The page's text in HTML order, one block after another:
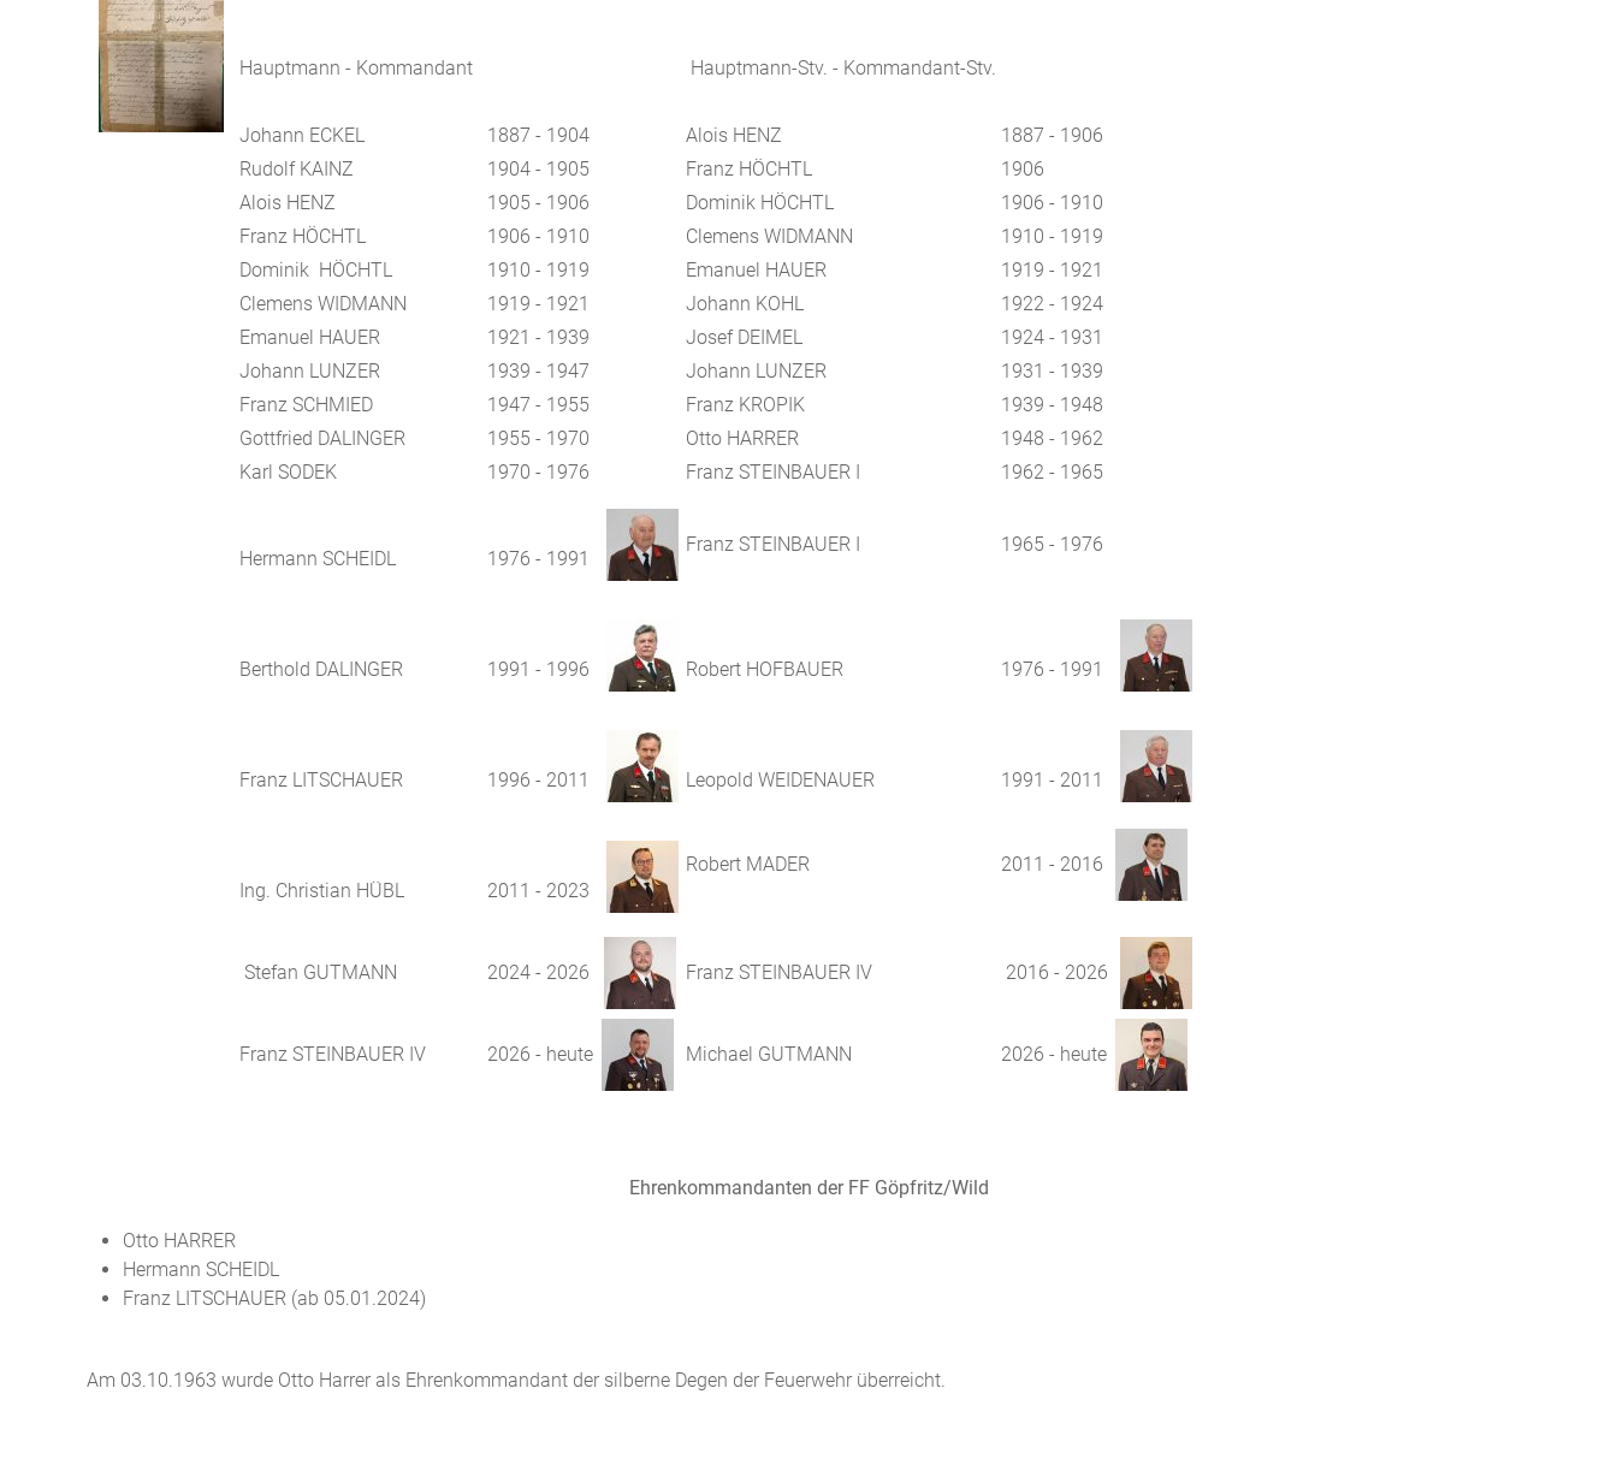
Hauptmann - Kommandant Hauptmann-Stv. - Kommandant-Stv.
Johann ECKEL 1887 - 1904 Alois HENZ
1887 - 1906
Rudolf KAINZ
1904 - 1905 Franz HÖCHTL
1906
Alois HENZ
1905 - 1906 Dominik HÖCHTL
1906 - 1910
Franz HÖCHTL
1906 - 1910 Clemens WIDMANN
1910 - 1919
Dominik HÖCHTL
1910 - 1919 Emanuel HAUER
1919 - 1921
Clemens WIDMANN
1919 - 1921 Johann KOHL
1922 - 1924
Emanuel HAUER
1921 - 1939 Josef DEIMEL
1924 - 1931
Johann LUNZER
1939 - 1947 Johann LUNZER
1931 - 1939
Franz SCHMIED
1947 - 1955 Franz KROPIK
1939 - 1948
Gottfried DALINGER
1955 - 1970 Otto HARRER
1948 - 1962
Karl SODEK
1970 - 1976 Franz STEINBAUER I 1962 - 1965
Hermann SCHEIDL 1976 - 1991
Franz STEINBAUER I 1965 - 1976
Berthold DALINGER 1991 - 1996 Robert HOFBAUER 1976 - 1991
Franz LITSCHAUER 1996 - 2011 Leopold WEIDENAUER 1991 - 2011
Ing. Christian HÜBL 2011 - 2023
Robert MADER 2011 - 2016
Stefan GUTMANN 2024 - 2026 Franz STEINBAUER IV 2016 - 2026
Franz STEINBAUER IV 2026 - heute Michael GUTMANN 2026 - heute
Ehrenkommandanten der FF Göpfritz/Wild
Otto HARRER
Hermann SCHEIDL
Franz LITSCHAUER (ab 05.01.2024)
Am 03.10.1963 wurde Otto Harrer als Ehrenkommandant der silberne Degen der Feuerwehr überreicht.